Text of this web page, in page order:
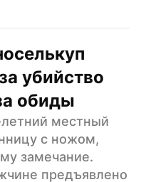
убийство
обиды
местный
с ножом,
замечание.
предъявлено